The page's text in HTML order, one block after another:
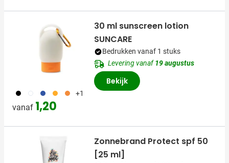
001 002 005 006 007 +1
vanaf 1,20
30 ml sunscreen lotion
SUNCARE
Bedrukken vanaf 1 stuks
Levering vanaf19 augustus
Bekijk
Zonnebrand Protect spf 50
[25 ml]